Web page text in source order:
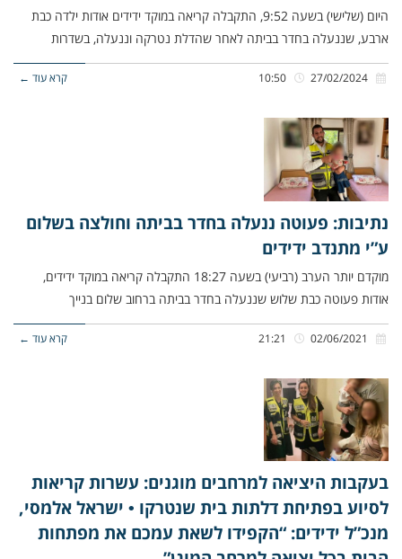
היום (שלישי) בשעה 9:52, התקבלה קריאה במוקד ידידים אודות ילדה כבת
ארבע, שננעלה בחדר בביתה לאחר שהדלת נטרקה וננעלה, בשדרות
קרא עוד ←
נתיבות: פעוטה ננעלה בחדר בביתה וחולצה בשלום
ע”י מתנדב ידידים
מוקדם יותר הערב (רביעי) בשעה 18:27 התקבלה קריאה במוקד ידידים,
אודות פעוטה כבת שלוש שננעלה בחדר בביתה ברחוב שלום בנייך
קרא עוד ←
בעקבות היציאה למרחבים מוגנים: עשרות קריאות
לסיוע בפתיחת דלתות בית שנטרקו • ישראל אלמסי,
מנכ”ל ידידים: “הקפידו לשאת עמכם את מפתחות